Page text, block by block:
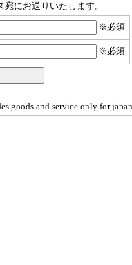
にお送りいたします。
※必須
※必須
goods and service only for